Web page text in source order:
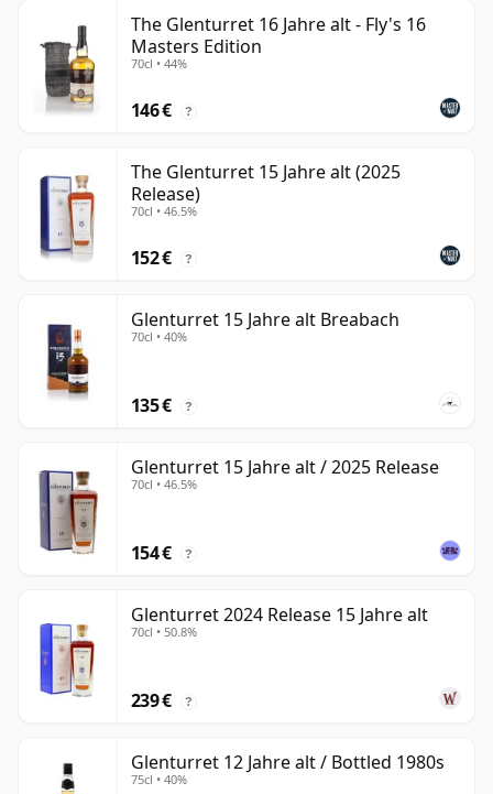
The Glenturret 16 Jahre alt - Fly's 16
Masters Edition
70cl • 44%
146 € ?
The Glenturret 15 Jahre alt (2025
Release)
70cl • 46.5%
152 € ?
Glenturret 15 Jahre alt Breabach
70cl • 40%
135 € ?
Glenturret 15 Jahre alt / 2025 Release
70cl • 46.5%
154 € ?
Glenturret 2024 Release 15 Jahre alt
70cl • 50.8%
239 € ?
Glenturret 12 Jahre alt / Bottled 1980s
75cl • 40%